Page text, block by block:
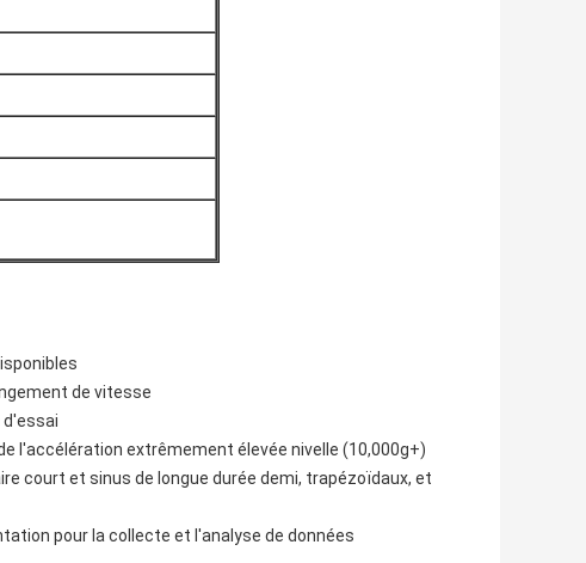
de vitesse
d'essai
l'accélération extrêmement élevée nivelle (10,000g+)
court et sinus de longue durée demi, trapézoïdaux, et
pour la collecte et l'analyse de données